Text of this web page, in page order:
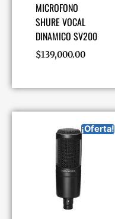
MICROFONO
SHURE VOCAL
DINAMICO SV200
$139,000.00
¡Oferta!